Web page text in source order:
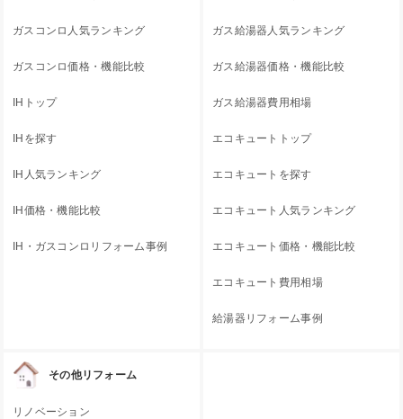
ガスコンロ人気ランキング
ガスコンロ価格・機能比較
IHトップ
IHを探す
IH人気ランキング
IH価格・機能比較
IH・ガスコンロリフォーム事例
ガス給湯器人気ランキング
ガス給湯器価格・機能比較
ガス給湯器費用相場
エコキュートトップ
エコキュートを探す
エコキュート人気ランキング
エコキュート価格・機能比較
エコキュート費用相場
給湯器リフォーム事例
その他リフォーム
リノベーション